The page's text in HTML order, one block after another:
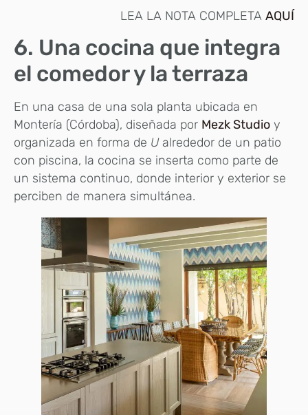
LEA LA NOTA COMPLETA AQUÍ
6. Una cocina que integra
el comedor y la terraza
En una casa de una sola planta ubicada en
Montería (Córdoba), diseñada por Mezk Studio y
organizada en forma de Ualrededor de un patio
con piscina, la cocina se inserta como parte de
un sistema continuo, donde interior y exterior se
perciben de manera simultánea.